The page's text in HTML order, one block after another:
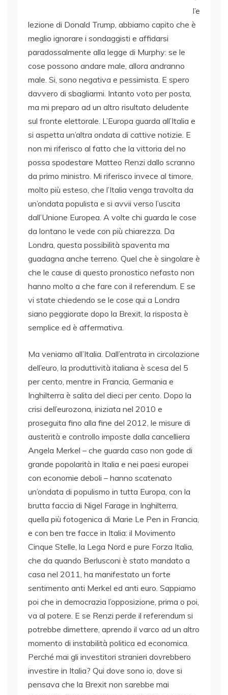
l’e
lezione di Donald Trump, abbiamo capito che è
meglio ignorare i sondaggisti e affidarsi
paradossalmente alla legge di Murphy: se le
cose possono andare male, allora andranno
male. Si, sono negativa e pessimista. E spero
davvero di sbagliarmi. Intanto voto per posta,
ma mi preparo ad un altro risultato deludente
sul fronte elettorale. L’Europa guarda all’Italia e
si aspetta un’altra ondata di cattive notizie. E
non mi riferisco al fatto che la vittoria del no
possa spodestare Matteo Renzi dallo scranno
da primo ministro. Mi riferisco invece al timore,
molto più esteso, che l’Italia venga travolta da
un’ondata populista e si avvii verso l’uscita
dall’Unione Europea. A volte chi guarda le cose
da lontano le vede con più chiarezza. Da
Londra, questa possibilità spaventa ma
guadagna anche terreno. Quel che è singolare è
che le cause di questo pronostico nefasto non
hanno molto a che fare con il referendum. E se
vi state chiedendo se le cose qui a Londra
siano peggiorate dopo la Brexit, la risposta è
semplice ed è affermativa.
Ma veniamo all’Italia. Dall’entrata in circolazione
dell’euro, la produttività italiana è scesa del 5
per cento, mentre in Francia, Germania e
Inghilterra è salita del dieci per cento. Dopo la
crisi dell’eurozona, iniziata nel 2010 e
proseguita fino alla fine del 2012, le misure di
austerità e controllo imposte dalla cancelliera
Angela Merkel – che guarda caso non gode di
grande popolarità in Italia e nei paesi europei
con economie deboli – hanno scatenato
un’ondata di populismo in tutta Europa, con la
brutta faccia di Nigel Farage in Inghilterra,
quella più fotogenica di Marie Le Pen in Francia,
e con ben tre facce in Italia: il Movimento
Cinque Stelle, la Lega Nord e pure Forza Italia,
che da quando Berlusconi è stato mandato a
casa nel 2011, ha manifestato un forte
sentimento anti Merkel ed anti euro. Sappiamo
poi che in democrazia l’opposizione, prima o poi,
va al potere. E se Renzi perde il referendum si
potrebbe dimettere, aprendo il varco ad un altro
momento di instabilità politica ed economica.
Perché mai gli investitori stranieri dovrebbero
investire in Italia? Qui dove sono io, dove si
pensava che la Brexit non sarebbe mai